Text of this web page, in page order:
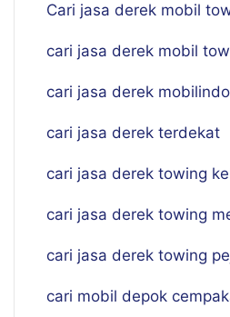
Cari jasa derek mobil
cari jasa derek mobil
cari jasa derek
cari jasa derek terdekat
cari jasa derek towing
cari jasa derek towing
cari jasa derek towing
cari mobil depok